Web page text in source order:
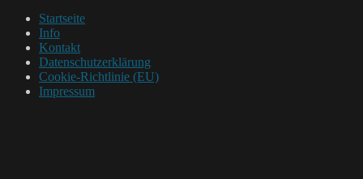
Startseite
Info
Kontakt
Datenschutzerklärung
Cookie-Richtlinie (EU)
Impressum